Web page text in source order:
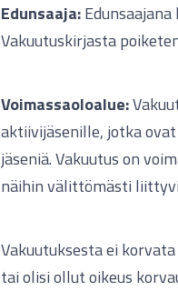
Edunsaaja:Edunsaajana
Vakuutuskirjasta
Voimassaoloalue:
aktiivijäsenille, jotka
jäseniä. Vakuutus on
näihin välittömästi
Vakuutuksesta ei
tai olisi ollut oikeus